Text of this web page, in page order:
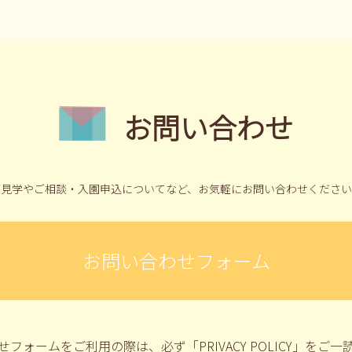
お問い合わせ
学やご相談・入園申込についてなど、 お気軽にお問い合わせください
お問い合わせフォーム
フォームをご利用の際は、 必ず 「PRIVACY POLICY」 をご一